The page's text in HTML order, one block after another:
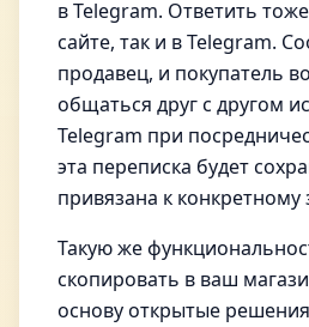
в Telegram. Ответить
сайте, так и в Telegram.
продавец, и покупатель
общаться друг с другом
Telegram при
эта переписка будет
привязана к конкретному
Такую же
скопировать в ваш
основу открытые